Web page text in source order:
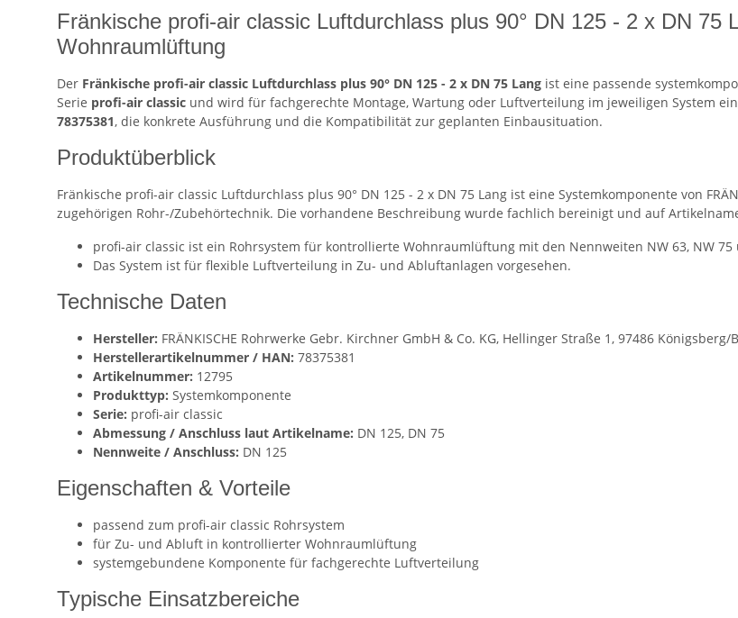
Fränkische profi-air classic Luftdurchlass plus 90° DN 125 - 2 x DN 75
Wohnraumlüftung
Der Fränkische profi-air classic Luftdurchlass plus 90° DN 125 - 2 x DN 75 Lang ist eine passende
Serie profi-air classic und wird für fachgerechte Montage, Wartung oder Luftverteilung im jeweiligen System
78375381, die konkrete Ausführung und die Kompatibilität zur geplanten Einbausituation.
Produktüberblick
Fränkische profi-air classic Luftdurchlass plus 90° DN 125 - 2 x DN 75 Lang ist eine Systemkomponente von
zugehörigen Rohr-/Zubehörtechnik. Die vorhandene Beschreibung wurde fachlich bereinigt und auf
profi-air classic ist ein Rohrsystem für kontrollierte Wohnraumlüftung mit den Nennweiten NW 63, NW 75
Das System ist für flexible Luftverteilung in Zu- und Abluftanlagen vorgesehen.
Technische Daten
Hersteller: FRÄNKISCHE Rohrwerke Gebr. Kirchner GmbH & Co. KG, Hellinger Straße 1, 97486 Königsberg/
Herstellerartikelnummer / HAN: 78375381
Artikelnummer: 12795
Produkttyp: Systemkomponente
Serie: profi-air classic
Abmessung / Anschluss laut Artikelname: DN 125, DN 75
Nennweite / Anschluss: DN 125
Eigenschaften & Vorteile
passend zum profi-air classic Rohrsystem
für Zu- und Abluft in kontrollierter Wohnraumlüftung
systemgebundene Komponente für fachgerechte Luftverteilung
Typische Einsatzbereiche